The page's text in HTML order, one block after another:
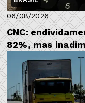
06/08/2026
CNC:
82%, mas